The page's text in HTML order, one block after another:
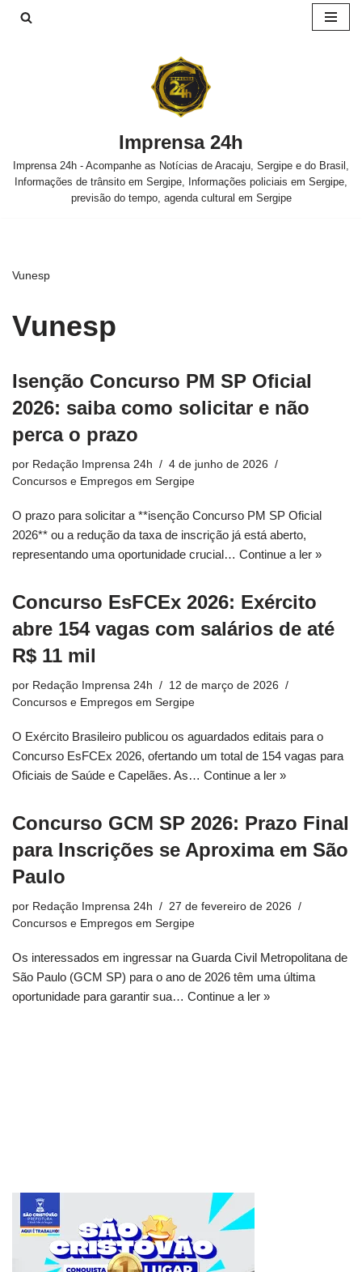
Imprensa 24h
Imprensa 24h - Acompanhe as Notícias de Aracaju, Sergipe e do Brasil,
Informações de trânsito em Sergipe, Informações policiais em Sergipe,
previsão do tempo, agenda cultural em Sergipe
Vunesp
Vunesp
Isenção Concurso PM SP Oficial
2026: saiba como solicitar e não
perca o prazo
por Redação Imprensa 24h
4 de junho de 2026
Concursos e Empregos em Sergipe
O prazo para solicitar a **isenção Concurso PM SP Oficial
2026** ou a redução da taxa de inscrição já está aberto,
representando uma oportunidade crucial… Continue a ler »
Concurso EsFCEx 2026: Exército
abre 154 vagas com salários de até
R$ 11 mil
por Redação Imprensa 24h
12 de março de 2026
Concursos e Empregos em Sergipe
O Exército Brasileiro publicou os aguardados editais para o
Concurso EsFCEx 2026, ofertando um total de 154 vagas para
Oficiais de Saúde e Capelães. As… Continue a ler »
Concurso GCM SP 2026: Prazo Final
para Inscrições se Aproxima em São
Paulo
por Redação Imprensa 24h
27 de fevereiro de 2026
Concursos e Empregos em Sergipe
Os interessados em ingressar na Guarda Civil Metropolitana de
São Paulo (GCM SP) para o ano de 2026 têm uma última
oportunidade para garantir sua… Continue a ler »